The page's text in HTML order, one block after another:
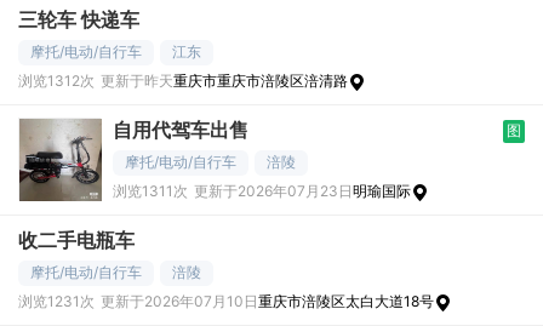
三轮车 快递车
摩托/电动/自行车
江东
浏览1312次 更新于昨天重庆市重庆市涪陵区涪清路
自用代驾车出售
图
摩托/电动/自行车
涪陵
浏览1311次 更新于2026年07月23日明瑜国际
收二手电瓶车
摩托/电动/自行车
涪陵
浏览1231次 更新于2026年07月10日重庆市涪陵区太白大道18号